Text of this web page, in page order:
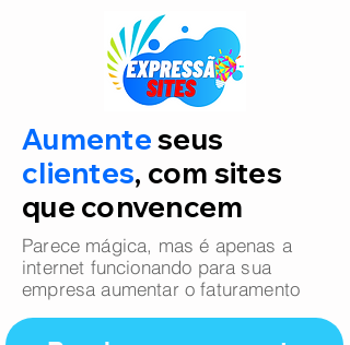
Aumenteseus
clientes, com sites
que convencem
Parece mágica, mas é apenas a
internet funcionando para sua
empresa aumentar o faturamento